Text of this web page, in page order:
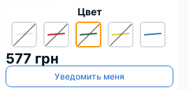
Цвет
577 грн
Уведомить меня